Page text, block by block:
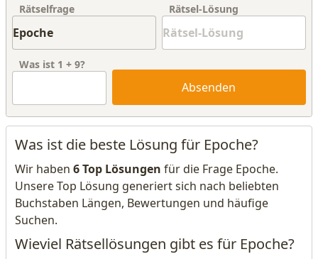
Rätselfrage Rätsel-Lösung
Was ist 1 + 9?
Absenden
Was ist die beste Lösung für Epoche?
Wir haben 6 Top Lösungen für die Frage Epoche.
Unsere Top Lösung generiert sich nach beliebten
Buchstaben Längen, Bewertungen und häufige
Suchen.
Wieviel Rätsellösungen gibt es für Epoche?